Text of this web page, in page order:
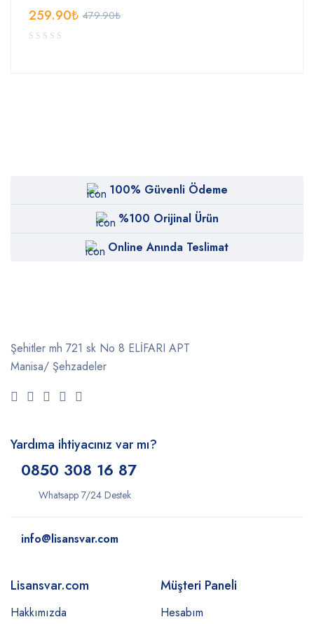
479.90₺
259.90₺
100% Güvenli Ödeme
%100 Orijinal Ürün
Online Anında Teslimat
Şehitler mh 721 sk No 8 ELİFARI APT
Manisa/ Şehzadeler
Yardıma ihtiyacınız var mı?
0850 308 16 87
Whatsapp 7/24 Destek
info@lisansvar.com
Lisansvar.com
Hakkımızda
Müşteri Paneli
Hesabım